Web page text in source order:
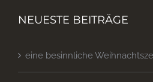
NEUESTE BEITRÄGE
eine besinnliche